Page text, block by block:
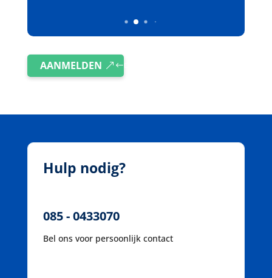
AANMELDEN
Hulp nodig?
085 - 0433070
Bel ons voor persoonlijk contact